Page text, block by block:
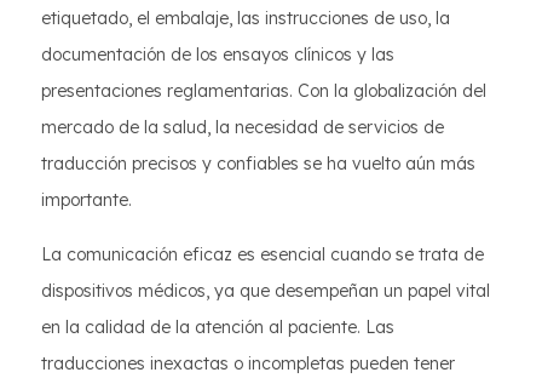
etiquetado, el embalaje, las instrucciones de uso, la
documentación de los ensayos clínicos y las
presentaciones reglamentarias. Con la globalización del
mercado de la salud, la necesidad de servicios de
traducción precisos y confiables se ha vuelto aún más
importante.
La comunicación eficaz es esencial cuando se trata de
dispositivos médicos, ya que desempeñan un papel vital
en la calidad de la atención al paciente. Las
traducciones inexactas o incompletas pueden tener